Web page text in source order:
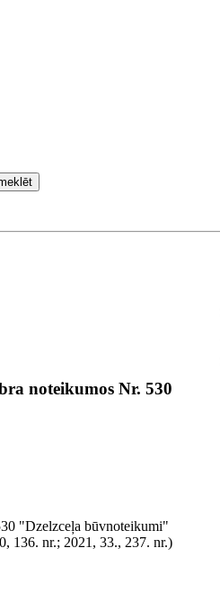
noteikumos Nr. 530
"Dzelzceļa būvnoteikumi"
136. nr.; 2021, 33., 237. nr.)